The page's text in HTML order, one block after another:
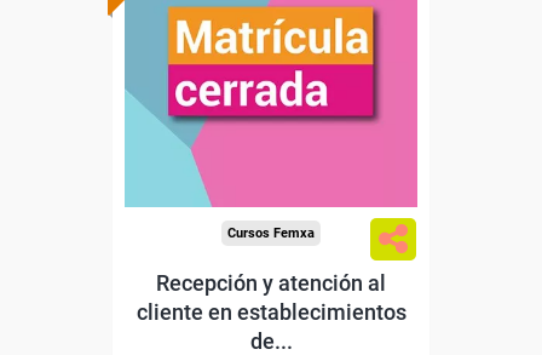
Cursos Femxa
Recepción y atención al
cliente en establecimientos
de...